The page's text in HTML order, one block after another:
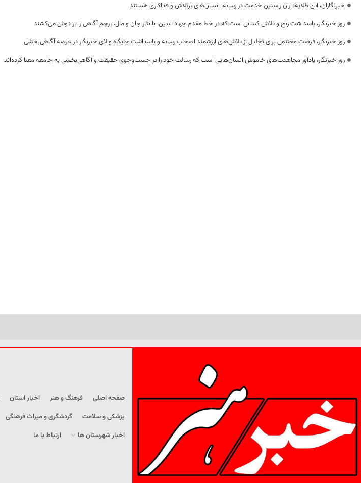
خبرنگاران، این طلایه‌داران راستین خدمت در رسانه، انسان‌های پرتلاش و فداکاری هستند
روز خبرنگار، پاسداشت رنج و تلاش کسانی است که در خط مقدم جهاد تبیین، با نثار جان و مال، پرچم آگاهی را بر دوش می‌کشند
روز خبرنگار، فرصت مغتنمی برای تجلیل از تلاش‌های ارزشمند اصحاب رسانه و پاسداشت جایگاه والای خبرنگار در عرصه آگاهی‌بخشی
روز خبرنگار، یادآور مجاهدت‌های خاموش انسان‌هایی است که رسالت خود را در جست‌وجوی حقیقت و آگاهی‌بخشی به جامعه معنا کرده‌اند
صفحه اصلی فرهنگ و هنر اخبار استان
پزشکی و سلامت
گردشگری و میراث فرهنگی
اخبار شهرستان ها
ارتباط با ما